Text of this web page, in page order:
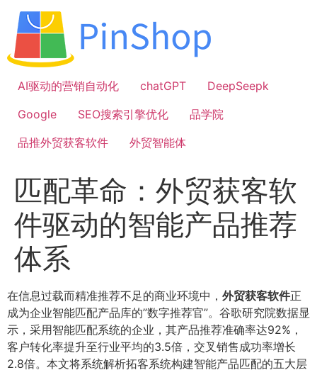
容
AI驱动的营销自动化
chatGPT
DeepSeepk
Google
SEO搜索引擎优化
品学院
品推外贸获客软件
外贸智能体
匹配革命：外贸获客软
件驱动的智能产品推荐
体系
在信息过载而精准推荐不足的商业环境中， 外贸获客软件正
成为企业智能匹配产品库的”数字推荐官”。谷歌研究院数据显
示，采用智能匹配系统的企业，其产品推荐准确率达92%，
客户转化率提升至行业平均的3.5倍，交叉销售成功率增长
2.8倍。本文将系统解析拓客系统构建智能产品匹配的五大层